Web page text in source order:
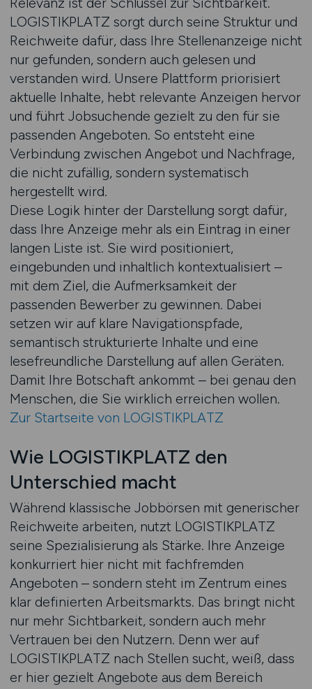
LOGISTIKPLATZ sorgt durch seine Struktur und
Reichweite dafür, dass Ihre Stellenanzeige nicht
nur gefunden, sondern auch gelesen und
verstanden wird. Unsere Plattform priorisiert
aktuelle Inhalte, hebt relevante Anzeigen hervor
und führt Jobsuchende gezielt zu den für sie
passenden Angeboten. So entsteht eine
Verbindung zwischen Angebot und Nachfrage,
die nicht zufällig, sondern systematisch
hergestellt wird.
Diese Logik hinter der Darstellung sorgt dafür,
dass Ihre Anzeige mehr als ein Eintrag in einer
langen Liste ist. Sie wird positioniert,
eingebunden und inhaltlich kontextualisiert –
mit dem Ziel, die Aufmerksamkeit der
passenden Bewerber zu gewinnen. Dabei
setzen wir auf klare Navigationspfade,
semantisch strukturierte Inhalte und eine
lesefreundliche Darstellung auf allen Geräten.
Damit Ihre Botschaft ankommt – bei genau den
Menschen, die Sie wirklich erreichen wollen.
Zur Startseite von LOGISTIKPLATZ
Wie LOGISTIKPLATZ den
Unterschied macht
Während klassische Jobbörsen mit generischer
Reichweite arbeiten, nutzt LOGISTIKPLATZ
seine Spezialisierung als Stärke. Ihre Anzeige
konkurriert hier nicht mit fachfremden
Angeboten – sondern steht im Zentrum eines
klar definierten Arbeitsmarkts. Das bringt nicht
nur mehr Sichtbarkeit, sondern auch mehr
Vertrauen bei den Nutzern. Denn wer auf
LOGISTIKPLATZ nach Stellen sucht, weiß, dass
er hier gezielt Angebote aus dem Bereich